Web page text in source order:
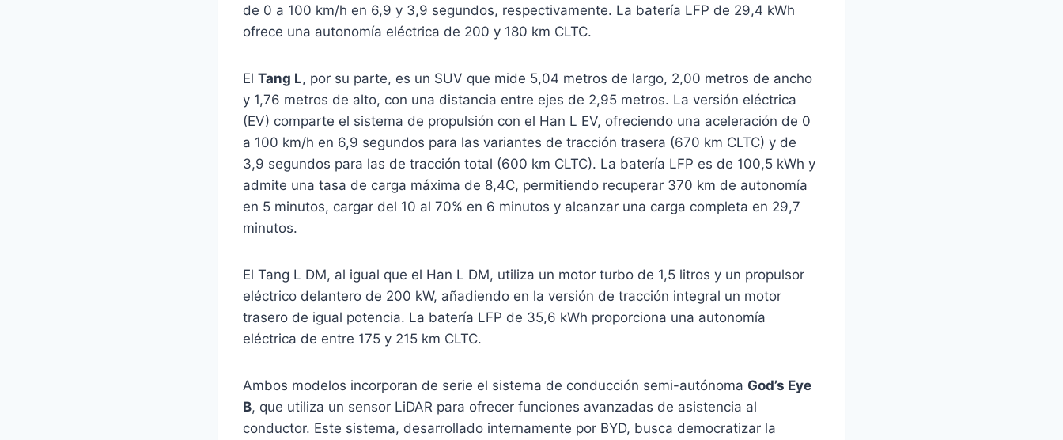
de 0 a 100 km/h en 6,9 y 3,9 segundos, respectivamente. La batería LFP de 29,4 kWh
ofrece una autonomía eléctrica de 200 y 180 km CLTC.
El Tang L, por su parte, es un SUV que mide 5,04 metros de largo, 2,00 metros de ancho
y 1,76 metros de alto, con una distancia entre ejes de 2,95 metros. La versión eléctrica
(EV) comparte el sistema de propulsión con el Han L EV, ofreciendo una aceleración de 0
a 100 km/h en 6,9 segundos para las variantes de tracción trasera (670 km CLTC) y de
3,9 segundos para las de tracción total (600 km CLTC). La batería LFP es de 100,5 kWh y
admite una tasa de carga máxima de 8,4C, permitiendo recuperar 370 km de autonomía
en 5 minutos, cargar del 10 al 70% en 6 minutos y alcanzar una carga completa en 29,7
minutos.
El Tang L DM, al igual que el Han L DM, utiliza un motor turbo de 1,5 litros y un propulsor
eléctrico delantero de 200 kW, añadiendo en la versión de tracción integral un motor
trasero de igual potencia. La batería LFP de 35,6 kWh proporciona una autonomía
eléctrica de entre 175 y 215 km CLTC.
Ambos modelos incorporan de serie el sistema de conducción semi-autónoma God’s Eye
B, que utiliza un sensor LiDAR para ofrecer funciones avanzadas de asistencia al
conductor. Este sistema, desarrollado internamente por BYD, busca democratizar la